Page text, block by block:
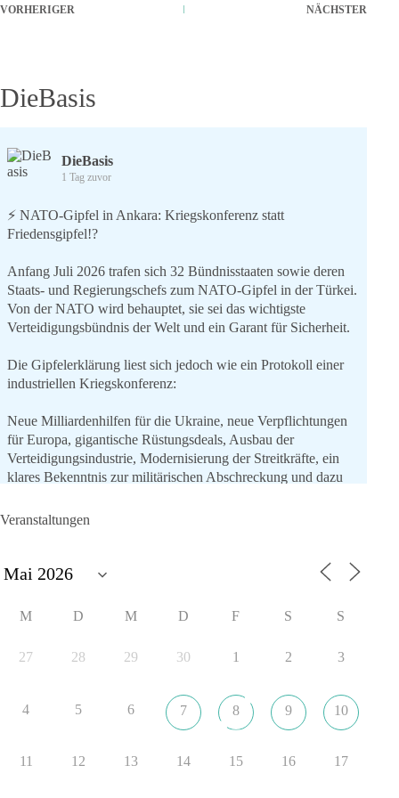
VORHERIGER NÄCHSTER
DieBasis
DieBasis
1 Tag zuvor
⚡️ NATO-Gipfel in Ankara: Kriegskonferenz statt
Friedensgipfel!?
Anfang Juli 2026 trafen sich 32 Bündnisstaaten sowie deren
Staats- und Regierungschefs zum NATO-Gipfel in der Türkei.
Von der NATO wird behauptet, sie sei das wichtigste
Verteidigungsbündnis der Welt und ein Garant für Sicherheit.
Die Gipfelerklärung liest sich jedoch wie ein Protokoll einer
industriellen Kriegskonferenz:
Neue Milliardenhilfen für die Ukraine, neue Verpflichtungen
für Europa, gigantische Rüstungsdeals, Ausbau der
Verteidigungsindustrie, Modernisierung der Streitkräfte, ein
klares Bekenntnis zur militärischen Abschreckung und dazu
nach Friedenspolitik klingt, wird niemals Sicherheit schaffen,
https://www.tagesschau.de/ausland/asien/nato-
Veranstaltungen
M D M D F S S
27 28 29 30 1 2 3
4 5 6 7 8 9 10
11 12 13 14 15 16 17